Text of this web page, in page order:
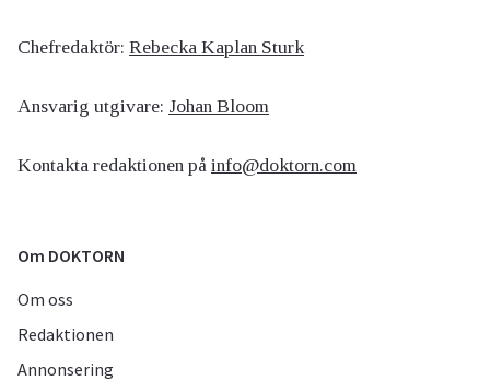
Chefredaktör: Rebecka Kaplan Sturk
Ansvarig utgivare: Johan Bloom
Kontakta redaktionen på info@doktorn.com
Om DOKTORN
Om oss
Redaktionen
Annonsering